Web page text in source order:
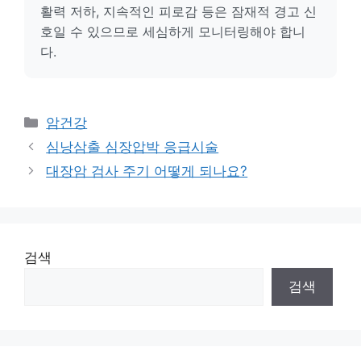
활력 저하, 지속적인 피로감 등은 잠재적 경고 신
호일 수 있으므로 세심하게 모니터링해야 합니
다.
카
테
리
암건강
심낭삼출 심장압박 응급시술
대장암 검사 주기 어떻게 되나요?
검색
검색